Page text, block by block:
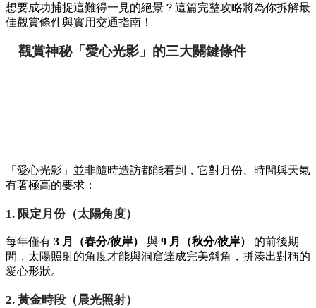
想要成功捕捉這難得一見的絕景？這篇完整攻略將為你拆解最
佳觀賞條件與實用交通指南！
觀賞神秘「愛心光影」的三大關鍵條件
「愛心光影」並非隨時造訪都能看到，它對月份、時間與天氣
有著極高的要求：
1. 限定月份（太陽角度）
每年僅有 3 月（春分/彼岸） 與 9 月（秋分/彼岸）
的前後期
間，太陽照射的角度才能與洞窟達成完美斜角，拼湊出對稱的
愛心形狀。
2. 黃金時段（晨光照射）